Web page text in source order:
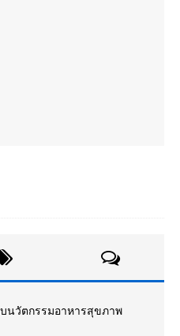
นวัตกรรมอาหารสุขภาพ